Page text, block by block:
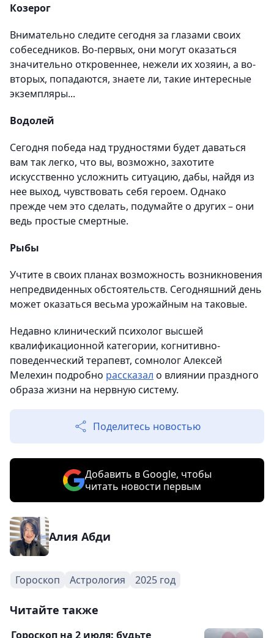
Козерог
Внимательно следите сегодня за глазами своих
собеседников. Во-первых, они могут оказаться
значительно откровеннее, нежели их хозяин, а во-
вторых, попадаются, знаете ли, такие интересные
экземпляры...
Водолей
Сегодня победа над трудностями будет даваться
вам так легко, что вы, возможно, захотите
искусственно усложнить ситуацию, дабы, найдя из
нее выход, чувствовать себя героем. Однако
прежде чем это сделать, подумайте о других – они
ведь простые смертные.
Рыбы
Учтите в своих планах возможность возникновения
непредвиденных обстоятельств. Сегодняшний день
может оказаться весьма урожайным на таковые.
Недавно клинический психолог высшей
квалификационной категории, когнитивно-
поведенческий терапевт, сомнолог Алексей
Мелехин подробно рассказал о влиянии праздного
образа жизни на нервную систему.
Поделитесь новостью
Добавить в Google, чтобы
читать новости первым
Алия Абди
Гороскоп Астрология 2025 год
Читайте также
Гороскоп на 2 июля: будьте